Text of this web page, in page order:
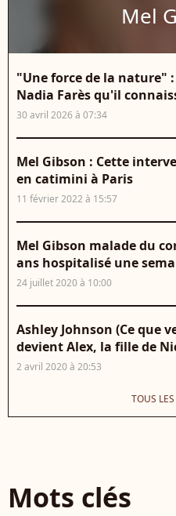
Mel
"Une force de la nature"
Nadia Farès qu'il
30 avril 2026 à 07:34
Mel Gibson : Cette
en catimini à Paris
11 février 2022 à 15:57
Mel Gibson malade du
ans hospitalisé une
24 juillet 2020 à 10:00
Ashley Johnson (Ce que
devient Alex, la fille de
2 avril 2020 à 20:53
TOUS
Mots clés